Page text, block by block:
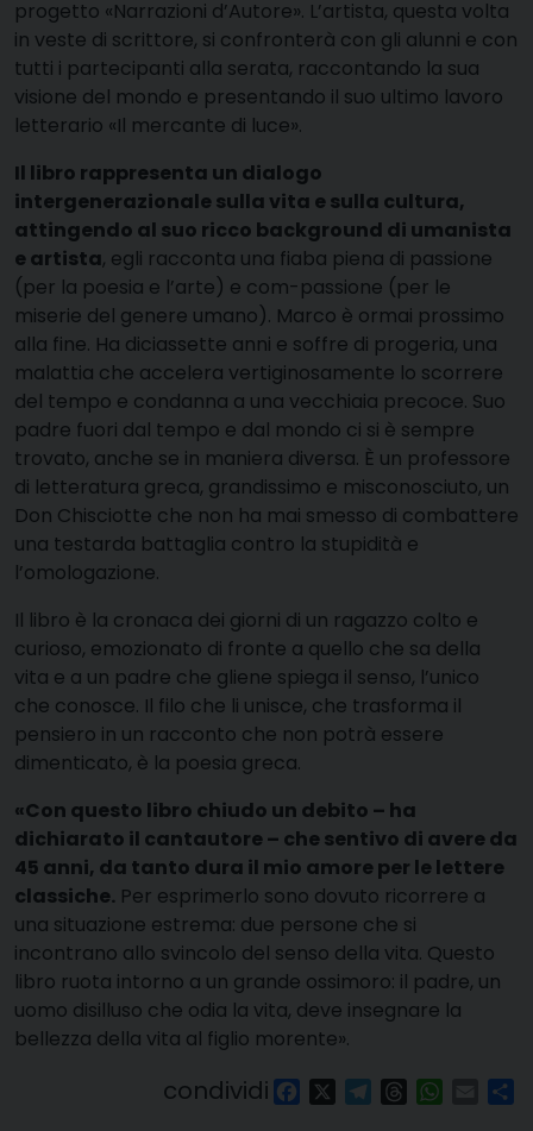
progetto «Narrazioni d’Autore». L’artista, questa volta
in veste di scrittore, si confronterà con gli alunni e con
tutti i partecipanti alla serata, raccontando la sua
visione del mondo e presentando il suo ultimo lavoro
letterario «Il mercante di luce».
Il libro rappresenta un dialogo
intergenerazionale sulla vita e sulla cultura,
attingendo al suo ricco background di umanista
e artista, egli racconta una fiaba piena di passione
(per la poesia e l’arte) e com-passione (per le
miserie del genere umano). Marco è ormai prossimo
alla fine. Ha diciassette anni e soffre di progeria, una
malattia che accelera vertiginosamente lo scorrere
del tempo e condanna a una vecchiaia precoce. Suo
padre fuori dal tempo e dal mondo ci si è sempre
trovato, anche se in maniera diversa. È un professore
di letteratura greca, grandissimo e misconosciuto, un
Don Chisciotte che non ha mai smesso di combattere
una testarda battaglia contro la stupidità e
l’omologazione.
Il libro è la cronaca dei giorni di un ragazzo colto e
curioso, emozionato di fronte a quello che sa della
vita e a un padre che gliene spiega il senso, l’unico
che conosce. Il filo che li unisce, che trasforma il
pensiero in un racconto che non potrà essere
dimenticato, è la poesia greca.
«Con questo libro chiudo un debito – ha
dichiarato il cantautore – che sentivo di avere da
45 anni, da tanto dura il mio amore per le lettere
classiche. Per esprimerlo sono dovuto ricorrere a
una situazione estrema: due persone che si
incontrano allo svincolo del senso della vita. Questo
libro ruota intorno a un grande ossimoro: il padre, un
uomo disilluso che odia la vita, deve insegnare la
bellezza della vita al figlio morente».
condividi FacebookTelegram
Threads Email